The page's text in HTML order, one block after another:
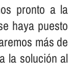
pronto a la
haya puesto
más de
la solución al